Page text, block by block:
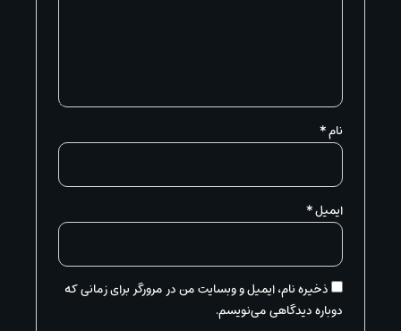
نام*
ایمیل*
ذخیره نام، ایمیل و وبسایت من در مرورگر برای زمانی که
دوباره دیدگاهی می‌نویسم.